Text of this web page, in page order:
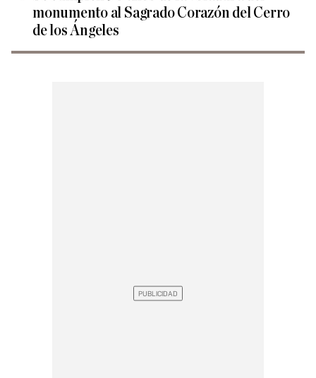
monumento al Sagrado Corazón del Cerro
de los Ángeles